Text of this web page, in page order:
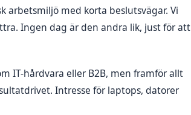
arbetsmiljö med korta beslutsvägar. Vi
Ingen dag är den andra lik, just för att
IT-hårdvara eller B2B, men framför allt
Intresse för laptops, datorer